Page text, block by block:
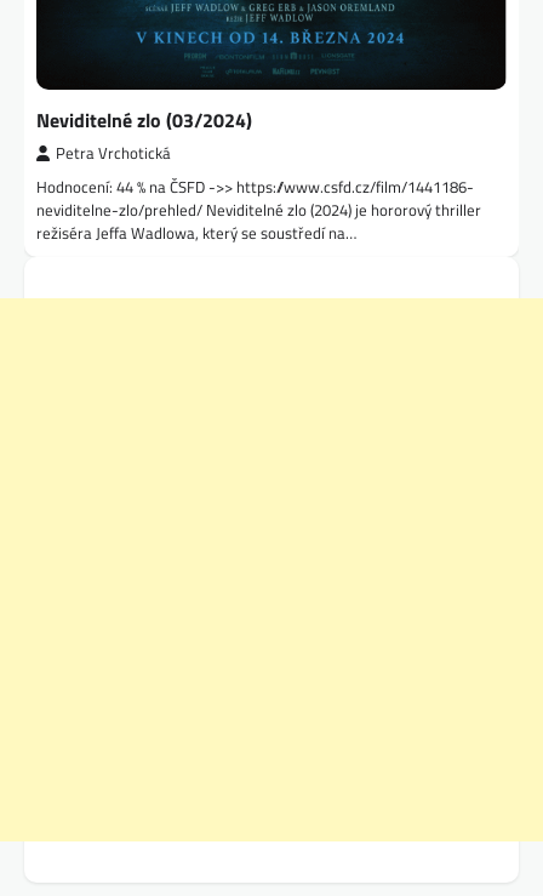
Neviditelné zlo (03/2024)
Petra Vrchotická
Hodnocení: 44 % na ČSFD ->> https://www.csfd.cz/film/1441186-
neviditelne-zlo/prehled/ Neviditelné zlo (2024) je hororový thriller
režiséra Jeffa Wadlowa, který se soustředí na…